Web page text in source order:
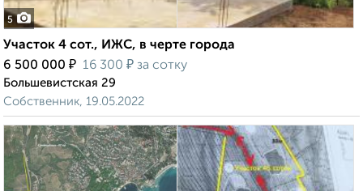
5
Участок 4 сот., ИЖС, в черте города
6 500 000 ₽ 16 300 ₽ за сотку
Большевистская 29
Собственник, 19.05.2022